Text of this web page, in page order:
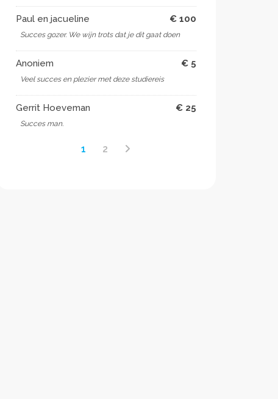
Paul en jacueline € 100
Succes gozer. We wijn trots dat je dit gaat doen
Anoniem € 5
Veel succes en plezier met deze studiereis
Gerrit Hoeveman € 25
Succes man.
1 2